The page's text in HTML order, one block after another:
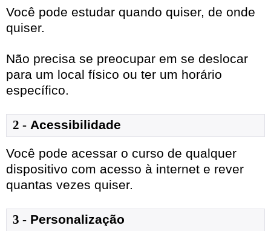
Você pode estudar quando quiser, de onde
quiser.
Não precisa se preocupar em se deslocar
para um local físico ou ter um horário
específico.
2 - Acessibilidade
Você pode acessar o curso de qualquer
dispositivo com acesso à internet e rever
quantas vezes quiser.
3 - Personalização